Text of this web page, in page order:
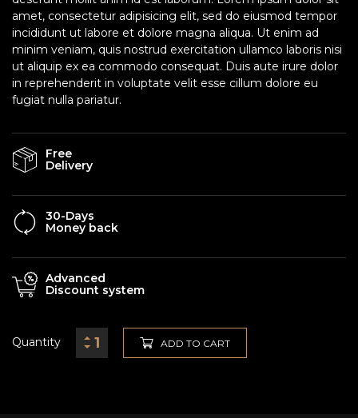
amet, consectetur adipisicing elit, sed do eiusmod tempor
incididunt ut labore et dolore magna aliqua. Ut enim ad
minim veniam, quis nostrud exercitation ullamco laboris nisi
ut aliquip ex ea commodo consequat. Duis aute irure dolor
in reprehenderit in voluptate velit esse cillum dolore eu
fugiat nulla pariatur.
Free
Delivery
30-Days
Money back
Advanced
Discount system
Quantity ADD TO CART